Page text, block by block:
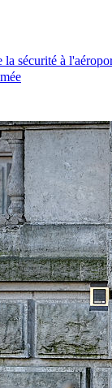
sécurité à